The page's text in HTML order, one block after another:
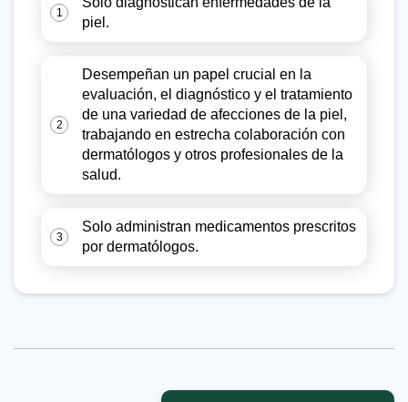
1
piel.
2
Desempeñan un papel crucial en la
evaluación, el diagnóstico y el tratamiento
de una variedad de afecciones de la piel,
trabajando en estrecha colaboración con
dermatólogos y otros profesionales de la
salud.
3
Solo administran medicamentos prescritos
por dermatólogos.